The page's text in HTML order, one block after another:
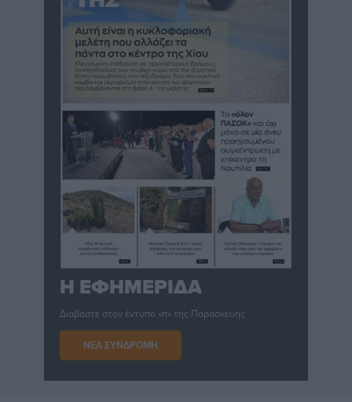
Η ΕΦΗΜΕΡΙΔΑ
Διαβάστε στον έντυπο «π» της Παρασκευής
ΝΕΑ ΣΥΝΔΡΟΜΗ